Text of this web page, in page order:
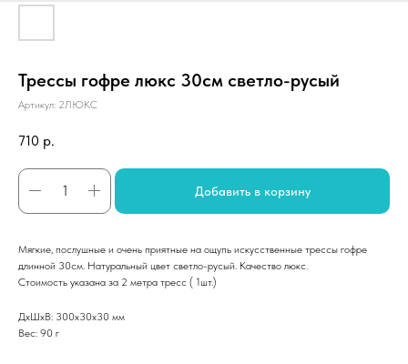
Трессы гофре люкс 30см светло-русый
Артикул: 2ЛЮКС
710 р.
Добавить в корзину
Мягкие, послушные и очень приятные на ощупь искусственные трессы гофре
длинной 30см. Натуральный цвет светло-русый. Качество люкс.
Стоимость указана за 2 метра тресс ( 1шт.)
ДxШxВ: 300x30x30 мм
Вес: 90 г